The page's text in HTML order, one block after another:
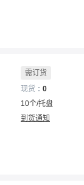
需订货
现货
0
10个/托盘
到货通知